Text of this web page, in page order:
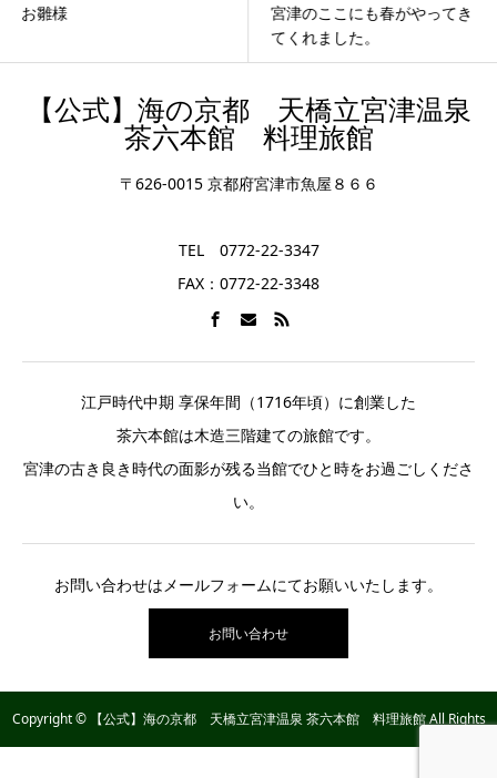
お雛様
宮津のここにも春がやってき
てくれました。
【公式】海の京都 天橋立宮津温泉
茶六本館 料理旅館
〒626-0015 京都府宮津市魚屋８６６
TEL 0772-22-3347
FAX：0772-22-3348
江戸時代中期 享保年間（1716年頃）に創業した
茶六本館は木造三階建ての旅館です。
宮津の古き良き時代の面影が残る当館でひと時をお過ごしくださ
い。
お問い合わせはメールフォームにてお願いいたします。
お問い合わせ
Copyright © 【公式】海の京都 天橋立宮津温泉 茶六本館 料理旅館 All Rights